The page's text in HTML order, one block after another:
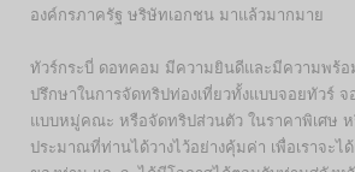
องค์กรภาครัฐ ษริษัทเอกชน มาแล้วมากมาย
ทัวร์กระบี่ ดอทคอม มีความยินดีและมีความพร้อ
ปรึกษาในการจัดทริปท่องเที่ยวทั้งแบบจอยทัวร์ จ
แบบหมู่คณะ หรือจัดทริปส่วนตัว ในราคาพิเศษ ห
ประมาณที่ท่านได้วางไว้อย่างคุ้มค่า เพื่อเราจะไ